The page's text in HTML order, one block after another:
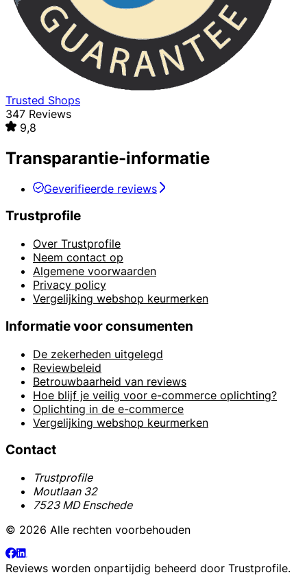
Trusted Shops
347 Reviews
9,8
Transparantie-informatie
Geverifieerde reviews
Trustprofile
Over Trustprofile
Neem contact op
Algemene voorwaarden
Privacy policy
Vergelijking webshop keurmerken
Informatie voor consumenten
De zekerheden uitgelegd
Reviewbeleid
Betrouwbaarheid van reviews
Hoe blijf je veilig voor e-commerce oplichting?
Oplichting in de e-commerce
Vergelijking webshop keurmerken
Contact
Trustprofile
Moutlaan 32
7523 MD Enschede
© 2026 Alle rechten voorbehouden
Reviews worden onpartijdig beheerd door Trustprofile.